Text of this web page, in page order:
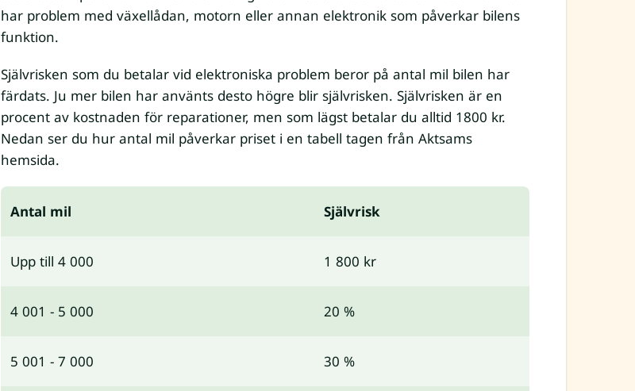
har problem med växellådan, motorn eller annan elektronik som påverkar bilens
funktion.
Självrisken som du betalar vid elektroniska problem beror på antal mil bilen har
färdats. Ju mer bilen har använts desto högre blir självrisken. Självrisken är en
procent av kostnaden för reparationer, men som lägst betalar du alltid 1800 kr.
Nedan ser du hur antal mil påverkar priset i en tabell tagen från Aktsams
hemsida.
Antal mil Självrisk
Upp till 4 000 1 800 kr
4 001 - 5 000 20 %
5 001 - 7 000 30 %